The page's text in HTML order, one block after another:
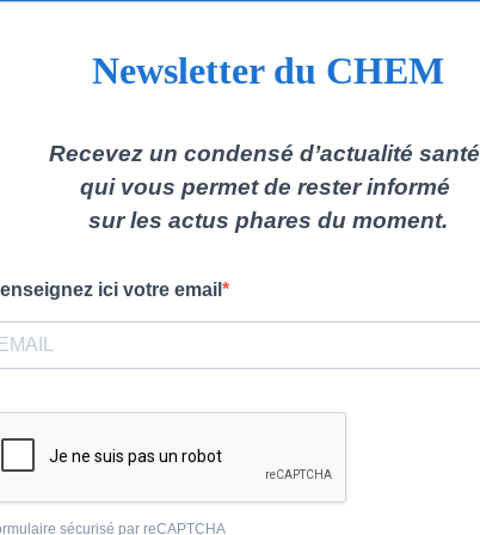
Newsletter du CHEM
Recevez un condensé d’actualité santé
qui vous permet de rester informé
sur les actus phares du moment.
ici votre email
sécurisé par reCAPTCHA